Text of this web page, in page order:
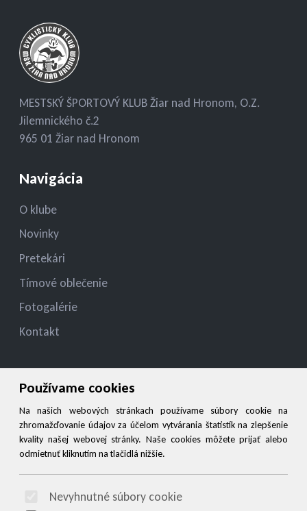
Používame cookies
Na našich webových stránkach používame súbory cookie na
zhromažďovanie údajov za účelom vytvárania štatistík na zlepšenie
kvality našej webovej stránky. Naše cookies môžete prijať alebo
odmietnuť kliknutím na tlačidlá nižšie.
Nevyhnutné súbory cookie
MESTSKÝ ŠPORTOVÝ KLUB Žiar nad Hronom, O.Z.
Jilemnického č.2
965 01 Žiar nad Hronom
Navigácia
O klube
Novinky
Pretekári
Tímové oblečenie
Fotogalérie
Kontakt
Kontakt
jelza.jozef@gmail.com
+421 944 545 900
Social